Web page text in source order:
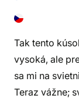
Tak tento
vysoká, ale
sa mi na
Teraz vážne;